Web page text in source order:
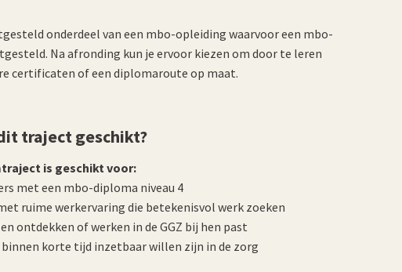
onderdeel van een mbo-opleiding waarvoor een mbo-
Na afronding kun je ervoor kiezen om door te leren
certificaten of een diplomaroute op maat.
traject geschikt?
is geschikt voor:
met een mbo-diploma niveau 4
ruime werkervaring die betekenisvol werk zoeken
ontdekken of werken in de GGZ bij hen past
binnen korte tijd inzetbaar willen zijn in de zorg